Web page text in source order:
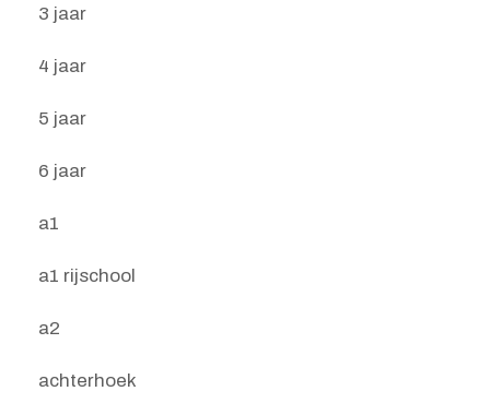
3 jaar
4 jaar
5 jaar
6 jaar
a1
a1 rijschool
a2
achterhoek